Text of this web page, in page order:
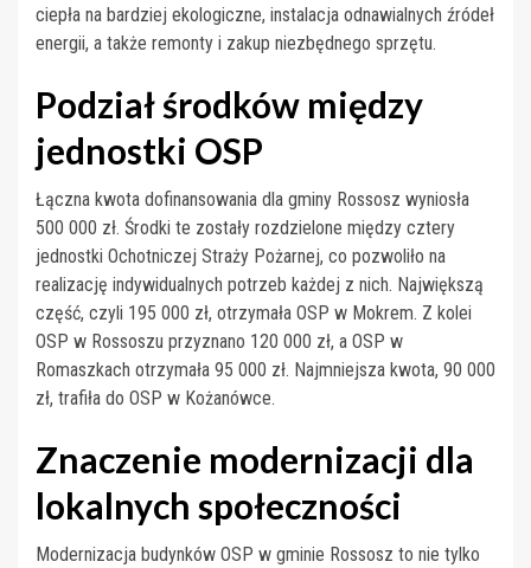
ciepła na bardziej ekologiczne, instalacja odnawialnych źródeł
energii, a także remonty i zakup niezbędnego sprzętu.
Podział środków między
jednostki OSP
Łączna kwota dofinansowania dla gminy Rossosz wyniosła
500 000 zł. Środki te zostały rozdzielone między cztery
jednostki Ochotniczej Straży Pożarnej, co pozwoliło na
realizację indywidualnych potrzeb każdej z nich. Największą
część, czyli 195 000 zł, otrzymała OSP w Mokrem. Z kolei
OSP w Rossoszu przyznano 120 000 zł, a OSP w
Romaszkach otrzymała 95 000 zł. Najmniejsza kwota, 90 000
zł, trafiła do OSP w Kożanówce.
Znaczenie modernizacji dla
lokalnych społeczności
Modernizacja budynków OSP w gminie Rossosz to nie tylko